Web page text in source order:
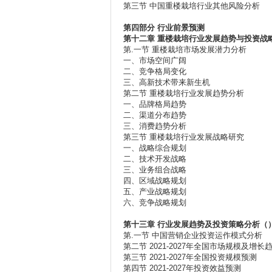
第三节 中国重楼栽培行业其他风险分析
第四部分 行业前景预测
第十二章 重楼栽培行业发展趋势与投资战
第.一节 重楼栽培市场发展潜力分析
一、市场空间广阔
二、竞争格局变化
三、高新技术带来新生机
第二节 重楼栽培行业发展趋势分析
一、品牌格局趋势
二、渠道分布趋势
三、消费趋势分析
第三节 重楼栽培行业发展战略研究
一、战略综合规划
二、技术开发战略
三、业务组合战略
四、区域战略规划
五、产业战略规划
六、竞争战略规划
第十三章 行业发展趋势及投资策略分析 （）
第.一节 中国营销企业投资运作模式分析
第二节 2021-2027年全国市场规模及增长
第三节 2021-2027年全国投资规模预测
第四节 2021-2027年投资效益预测